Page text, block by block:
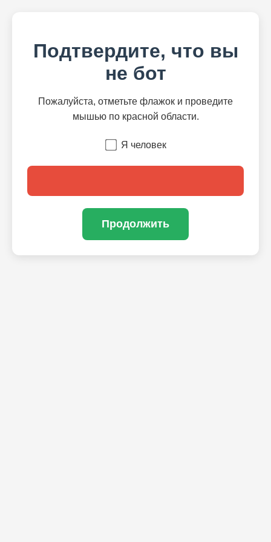
Подтвердите, что вы
не бот
Пожалуйста, отметьте флажок и проведите
мышью по красной области.
Я человек
Продолжить